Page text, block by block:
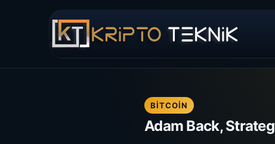
BITCOIN
Adam Back,